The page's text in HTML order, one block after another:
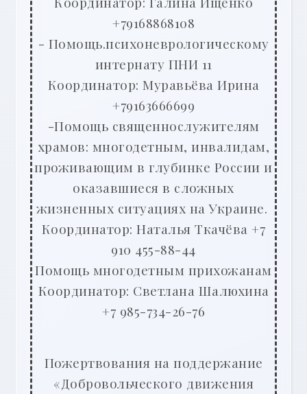
+79168868108
- Помощь.психоневрологическому
интернату ПНИ 11
Координатор: Муравьёва Ирина
+79163666699
-Помощь священнослужителям
храмов: многодетным, инвалидам,
проживающим в глубинке России и
оказавшиеся в сложных
жизненных ситуациях на Украине.
Координатор: Наталья Ткачёва +7
910 455-88-44
Помощь многодетным прихожанам
Координатор: Светлана Шалюхина
+7 985-734-26-76
Пожертвования на поддержание
«Добровольческого движения